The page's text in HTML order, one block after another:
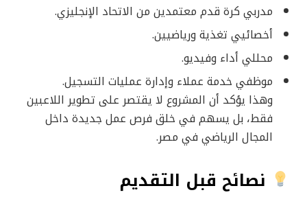
مدربي كرة قدم معتمدين من الاتحاد الإنجليزي.
أخصائيي تغذية ورياضيين.
محللي أداء وفيديو.
موظفي خدمة عملاء وإدارة عمليات التسجيل.
وهذا يؤكد أن المشروع لا يقتصر على تطوير اللاعبين
فقط، بل يسهم في خلق فرص عمل جديدة داخل
المجال الرياضي في مصر.
نصائح قبل التقديم